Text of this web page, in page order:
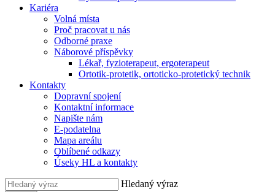
Kariéra
Volná místa
Proč pracovat u nás
Odborné praxe
Náborové příspěvky
Lékař, fyzioterapeut, ergoterapeut
Ortotik-protetik, ortoticko-protetický technik
Kontakty
Dopravní spojení
Kontaktní informace
Napište nám
E-podatelna
Mapa areálu
Oblíbené odkazy
Úseky HL a kontakty
Hledaný výraz